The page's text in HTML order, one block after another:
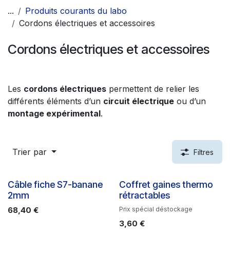
...
Produits courants du labo
Cordons électriques et accessoires
Cordons électriques et accessoires
Les cordons électriques permettent de relier les
différents éléments d’un circuit électrique ou d’un
montage expérimental.
Trier par Filtres
Câble fiche S7-banane
2mm
68,40 €
Coffret gaines thermo
rétractables
Prix spécial déstockage
3,60 €